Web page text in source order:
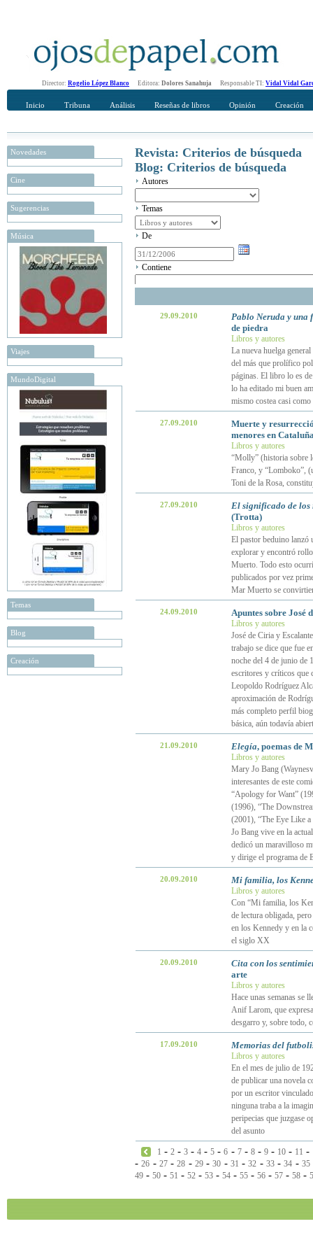
Director: Rogelio López Blanco Editora: Dolores Sanahuja Responsable TI: Vidal Vidal
Inicio Tribuna Análisis Reseñas de libros Opinión Creación
Novedades
Cine
Sugerencias
Música
Viajes
MundoDigital
Temas
Blog
Creación
Revista: Criterios de búsqueda
Blog: Criterios de búsqueda
Autores
Temas
De
Contiene
29.09.2010
Pablo Neruda y una
de piedra
Libros y autores
La nueva huelga
del más que prolífico
páginas. El libro lo es
lo ha editado mi buen
mismo costea casi
27.09.2010
Muerte y
menores en
Libros y autores
“Molly” (historia sobre
Franco, y “Lomboko”,
Toni de la Rosa,
27.09.2010
El significado de
(Trotta)
Libros y autores
El pastor beduino lanzó
explorar y encontró
Muerto. Todo esto
publicados por vez
Mar Muerto se
24.09.2010 Apuntes sobre
Libros y autores
José de Ciria y
trabajo se dice que fue
noche del 4 de junio de
escritores y críticos que
Leopoldo Rodríguez
aproximación de
más completo perfil
básica, aún todavía
21.09.2010 Elegía, poemas de
Libros y autores
Mary Jo Bang
interesantes de este
“Apology for Want”
(1996), “The
(2001), “The Eye Like
Jo Bang vive en la
dedicó un maravilloso
y dirige el programa de
20.09.2010 Mi familia, los
Libros y autores
Con “Mi familia, los
de lectura obligada,
en los Kennedy y en la
el siglo XX
20.09.2010
Cita con los
arte
Libros y autores
Hace unas semanas se
Anif Larom, que
desgarro y, sobre todo,
17.09.2010 Memorias del
Libros y autores
En el mes de julio de
de publicar una novela
por un escritor
ninguna traba a la
peripecias que juzgase
del asunto
1 -2 -3 -4 -5 -6 - 7- 8- 9- 10- 11 -
-26 - 27-28 - 29-30 - 31 -32 - 33-34 - 35
49 - 50 - 51 - 52 - 53 - 54 - 55 - 56 - 57 - 58 -